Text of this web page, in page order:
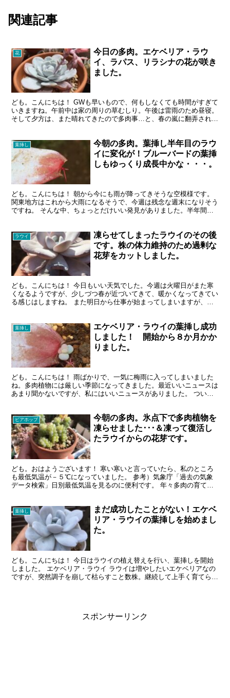
関連記事
花
今日の多肉。エケベリア・ラウ
イ、ラパス、リラシナの花が咲き
ました。
ども。こんにちは！ GWも早いもので、何もしなくても時間がすぎて
いきますね。午前中は家の周りの草むしり。午後は雷雨のため昼寝。
そして夕方は、また晴れてきたので多肉事…と、春の嵐に翻弄されつ
葉挿し
今朝の多肉。葉挿し半年目のラウ
イに変化が！ブルーバードの葉挿
しもゆっくり成長中かな・・・。
ども。こんにちは！ 朝から今にも雨が降ってきそうな空模様です。
関東地方はこれから大雨になるそうで、今週は残念な週末になりそう
ですね。 そんな中、ちょっとだけいい発見がありました。半年間、
ラウイ
凍らせてしまったラウイのその後
です。株の体力維持のため過剰な
花芽をカットしました。
ども。こんにちは！ 今日もいい天気でした。今週は火曜日がまた寒
くなるようですが、少しづつ春が近づいてきて、暖かくなってきてい
る感じはしますね。 また明日から仕事が始まってしまいますが、今
葉挿し
エケベリア・ラウイの葉挿し成功
しました！ 開始から８か月かか
りました。
ども。こんにちは！ 雨ばかりで、一気に梅雨に入ってしまいました
ね。多肉植物には厳しい季節になってきました。最近いいニュースは
あまり聞かないですが、私にはいいニュースがありました。 つい
ビアホップ
今朝の多肉。氷点下で多肉植物を
凍らせました･･･＆凍って復活し
たラウイからの花芽です。
ども。おはようございます！ 寒い寒いと言っていたら、私のところ
も最低気温が－５℃になっていました。 参考）気象庁「過去の気象
データ検索」日別最低気温を見るのに便利です。 年々多肉の育て方
葉挿し
まだ成功したことがない！エケベ
リア・ラウイの葉挿しを始めまし
た。
ども。こんにちは！ 今日はラウイの植え替えを行い、葉挿しを開始
しました。 エケベリア・ラウイ ラウイは増やしたいエケベリアなの
ですが、突然調子を崩して枯らすこと数株。継続して上手く育てられ
スポンサーリンク